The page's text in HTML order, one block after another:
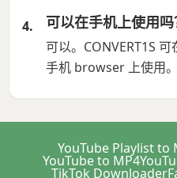
可以在手机上使用吗
可以。CONVERT1S
手机 browser 上使用。
YouTube Playlist to
YouTube to MP4
TikTok Downloader